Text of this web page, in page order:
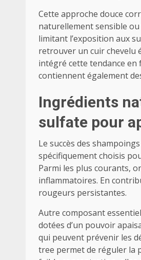
Cette approche douce
naturellement sensible
limitant l’exposition aux
retrouver un cuir chevelu
intégré cette tendance en
contiennent également
Ingrédients
sulfate pour
Le succès des
spécifiquement choisis
Parmi les plus courants,
inflammatoires. En
rougeurs persistantes.
Autre composant
dotées d’un pouvoir
qui peuvent prévenir les
tree permet de réguler la